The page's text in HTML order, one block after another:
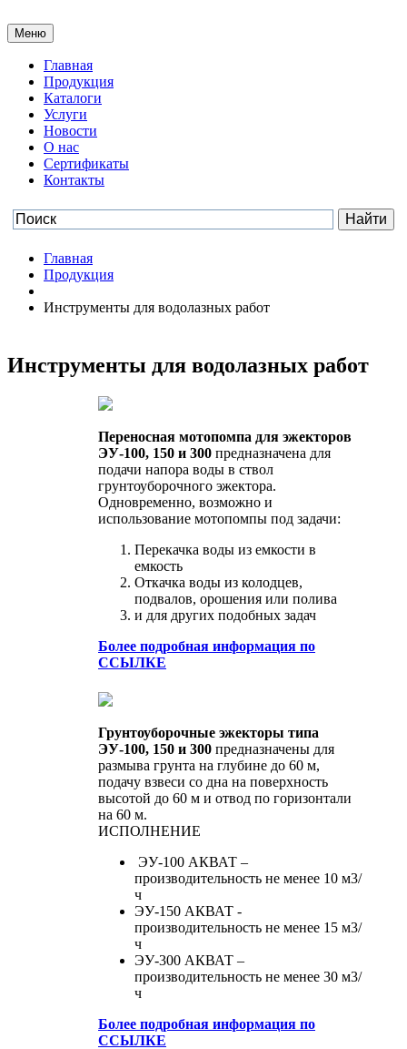
Меню
Главная
Продукция
Каталоги
Услуги
Новости
О нас
Сертификаты
Контакты
Главная
Продукция
Инструменты для водолазных работ
Инструменты для водолазных работ
Переносная мотопомпа для эжекторов
ЭУ-100, 150 и 300 предназначена для
подачи напора воды в ствол
грунтоуборочного эжектора.
Одновременно, возможно и
использование мотопомпы под задачи:
Перекачка воды из емкости в
емкость
Откачка воды из колодцев,
подвалов, орошения или полива
и для других подобных задач
Более подробная информация по
ССЫЛКЕ
Грунтоуборочные эжекторы типа
ЭУ-100, 150 и 300 предназначены для
размыва грунта на глубине до 60 м,
подачу взвеси со дна на поверхность
высотой до 60 м и отвод по горизонтали
на 60 м.
ИСПОЛНЕНИЕ
ЭУ-100 АКВАТ –
производительность не менее 10 м3/
ч
ЭУ-150 АКВАТ -
производительность не менее 15 м3/
ч
ЭУ-300 АКВАТ –
производительность не менее 30 м3/
ч
Более подробная информация по
ССЫЛКЕ